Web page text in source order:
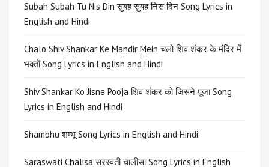
Subah Subah Tu Nis Din सुबह सुबह निस दिन Song Lyrics in
English and Hindi
Chalo Shiv Shankar Ke Mandir Mein चलो शिव शंकर के मंदिर में
भक्तों Song Lyrics in English and Hindi
Shiv Shankar Ko Jisne Pooja शिव शंकर को जिसने पूजा Song
Lyrics in English and Hindi
Shambhu शम्भू Song Lyrics in English and Hindi
Saraswati Chalisa सरस्वती चालीसा Song Lyrics in English